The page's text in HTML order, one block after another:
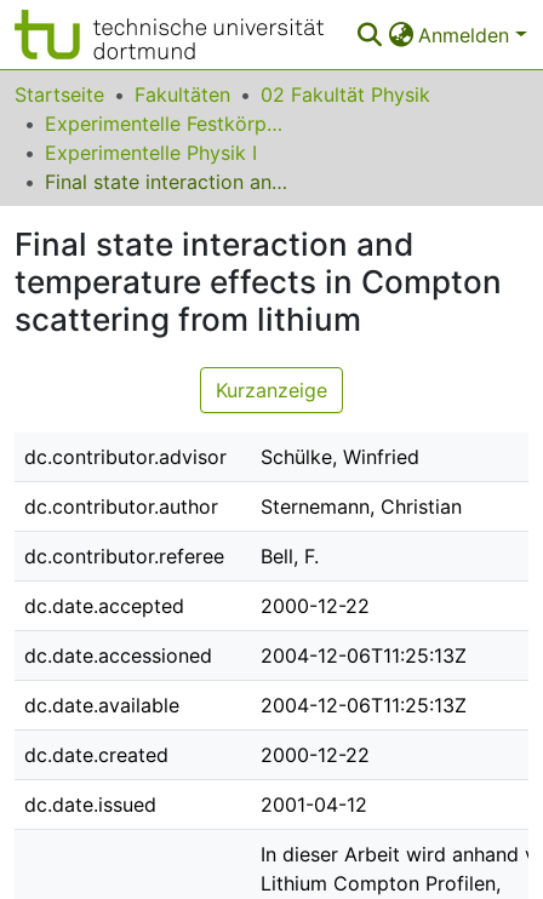
Anmelden
Bereiche & Sammlungen
Das gesamte Repositorium
Statistiken
FAQ
Leitlinien
Zurück zur Startseite
Startseite Fakultäten
02 Fakultät Physik
Experimentelle Festkörperphysik
Experimentelle Physik I
Final state interaction and temperature effects in Compton scattering from lithium
Final state interaction and
temperature effects in Compton
scattering from lithium
Kurzanzeige
dc.contributor.advisor Schülke, Winfried
dc.contributor.author Sternemann, Christian
dc.contributor.referee Bell, F.
dc.date.accepted 2000-12-22
dc.date.accessioned 2004-12-06T11:25:13Z
dc.date.available 2004-12-06T11:25:13Z
dc.date.created 2000-12-22
dc.date.issued 2001-04-12
In dieser Arbeit wird anhand
Lithium Compton Profilen,